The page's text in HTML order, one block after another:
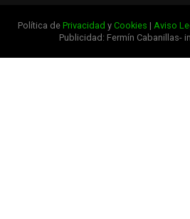
Política de Privacidad y Cookies | Aviso
Publicidad: Fermín Cabanillas-